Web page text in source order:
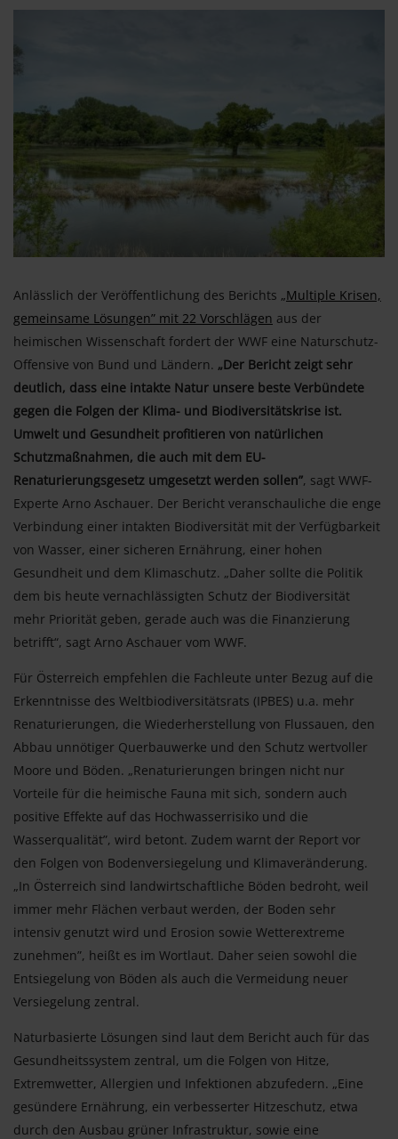
Anlässlich der Veröffentlichung des Berichts „Multiple Krisen,
gemeinsame Lösungen” mit 22 Vorschlägen aus der
heimischen Wissenschaft fordert der WWF eine Naturschutz-
Offensive von Bund und Ländern. „Der Bericht zeigt sehr
deutlich, dass eine intakte Natur unsere beste Verbündete
gegen die Folgen der Klima- und Biodiversitätskrise ist.
Umwelt und Gesundheit profitieren von natürlichen
Schutzmaßnahmen, die auch mit dem EU-
Renaturierungsgesetz umgesetzt werden sollen”, sagt WWF-
Experte Arno Aschauer. Der Bericht veranschauliche die enge
Verbindung einer intakten Biodiversität mit der Verfügbarkeit
von Wasser, einer sicheren Ernährung, einer hohen
Gesundheit und dem Klimaschutz. „Daher sollte die Politik
dem bis heute vernachlässigten Schutz der Biodiversität
mehr Priorität geben, gerade auch was die Finanzierung
betrifft“, sagt Arno Aschauer vom WWF.
Für Österreich empfehlen die Fachleute unter Bezug auf die
Erkenntnisse des Weltbiodiversitätsrats (IPBES) u.a. mehr
Renaturierungen, die Wiederherstellung von Flussauen, den
Abbau unnötiger Querbauwerke und den Schutz wertvoller
Moore und Böden. „Renaturierungen bringen nicht nur
Vorteile für die heimische Fauna mit sich, sondern auch
positive Effekte auf das Hochwasserrisiko und die
Wasserqualität”, wird betont. Zudem warnt der Report vor
den Folgen von Bodenversiegelung und Klimaveränderung.
„In Österreich sind landwirtschaftliche Böden bedroht, weil
immer mehr Flächen verbaut werden, der Boden sehr
intensiv genutzt wird und Erosion sowie Wetterextreme
zunehmen”, heißt es im Wortlaut. Daher seien sowohl die
Entsiegelung von Böden als auch die Vermeidung neuer
Versiegelung zentral.
Naturbasierte Lösungen sind laut dem Bericht auch für das
Gesundheitssystem zentral, um die Folgen von Hitze,
Extremwetter, Allergien und Infektionen abzufedern. „Eine
gesündere Ernährung, ein verbesserter Hitzeschutz, etwa
durch den Ausbau grüner Infrastruktur, sowie eine